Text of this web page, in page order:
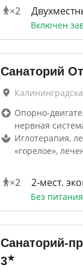
×2
Включен
Санаторий
Опорно-
нервная
Иглотерапия,
«горелое»,
×2 2-мест.
Без питания
Санаторий-
3★